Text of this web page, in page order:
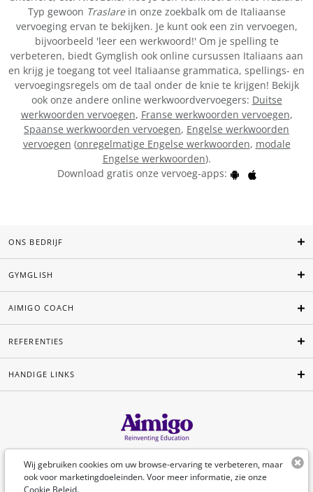
Typ gewoon Traslarein onze zoekbalk om de Italiaanse
vervoeging ervan te bekijken. Je kunt ook een zin vervoegen,
bijvoorbeeld 'leer een werkwoord!' Om je spelling te
verbeteren, biedt Gymglish ook online cursussen Italiaans aan
en krijg je toegang tot veel Italiaanse grammatica, spellings- en
vervoegingsregels om de taal onder de knie te krijgen! Bekijk
ook onze andere online werkwoordvervoegers: Duitse
werkwoorden vervoegen, Franse werkwoorden vervoegen,
Spaanse werkwoorden vervoegen, Engelse werkwoorden
vervoegen (onregelmatige Engelse werkwoorden, modale
Engelse werkwoorden).
Download gratis onze vervoeg-apps:
Wij gebruiken cookies om uw browse-ervaring te verbeteren, maar
ook voor marketingdoeleinden. Voor meer informatie, zie onze
Cookie Beleid.
ONS BEDRIJF
GYMGLISH
AIMIGO COACH
REFERENTIES
HANDIGE LINKS
Nederlands